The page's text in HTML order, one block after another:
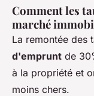
Comment les
marché
La remontée des
d'emprunt de
à la propriété et
moins chers.